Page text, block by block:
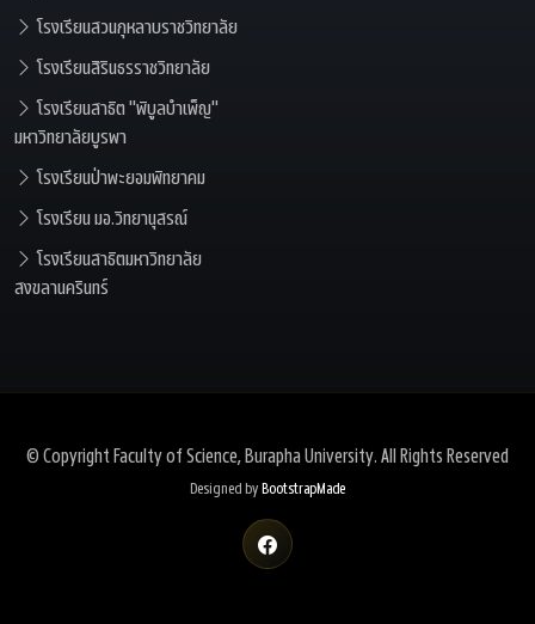
โรงเรียนสวนกุหลาบราชวิทยาลัย
โรงเรียนสิรินธรราชวิทยาลัย
โรงเรียนสาธิต "พิบูลบำเพ็ญ"
มหาวิทยาลัยบูรพา
โรงเรียนป่าพะยอมพิทยาคม
โรงเรียน มอ.วิทยานุสรณ์
โรงเรียนสาธิตมหาวิทยาลัย
สงขลานครินทร์
© CopyrightFaculty of Science, Burapha University. All Rights Reserved
Designed byBootstrapMade